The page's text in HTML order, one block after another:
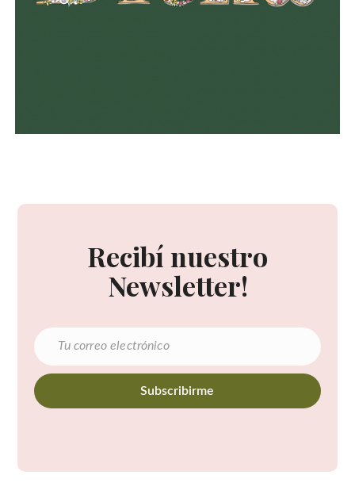
Recibí nuestro
Newsletter!